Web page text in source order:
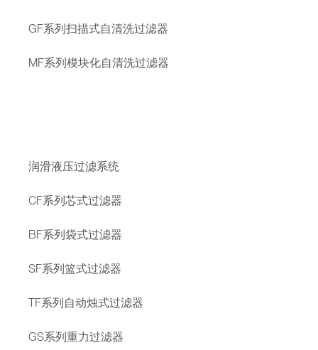
GF系列扫描式自清洗过滤器
MF系列模块化自清洗过滤器
润滑液压过滤系统
CF系列芯式过滤器
BF系列袋式过滤器
SF系列篮式过滤器
TF系列自动烛式过滤器
GS系列重力过滤器